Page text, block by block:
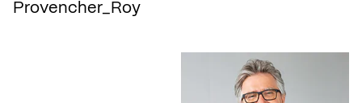
Provencher_Roy